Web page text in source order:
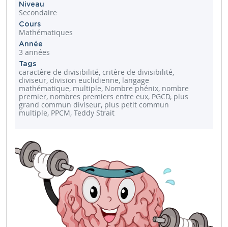
Niveau
Secondaire
Cours
Mathématiques
Année
3 années
Tags
caractère de divisibilité, critère de divisibilité,
diviseur, division euclidienne, langage
mathématique, multiple, Nombre phénix, nombre
premier, nombres premiers entre eux, PGCD, plus
grand commun diviseur, plus petit commun
multiple, PPCM, Teddy Strait